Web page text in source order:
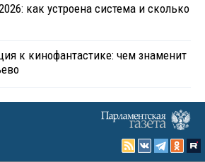
как устроена система и сколько
к кинофантастике: чем знаменит